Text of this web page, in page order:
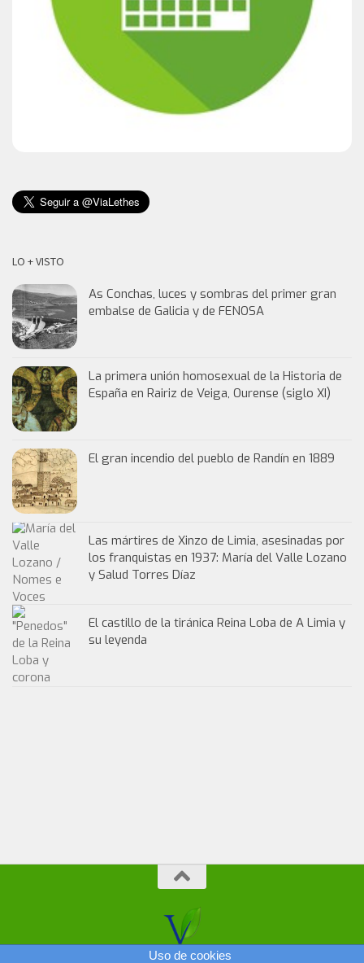
LO + VISTO
As Conchas, luces y sombras del primer gran
embalse de Galicia y de FENOSA
La primera unión homosexual de la Historia de
España en Rairiz de Veiga, Ourense (siglo XI)
El gran incendio del pueblo de Randín en 1889
Las mártires de Xinzo de Limia, asesinadas por
los franquistas en 1937: María del Valle Lozano
y Salud Torres Díaz
El castillo de la tiránica Reina Loba de A Limia y
su leyenda
Uso de cookies